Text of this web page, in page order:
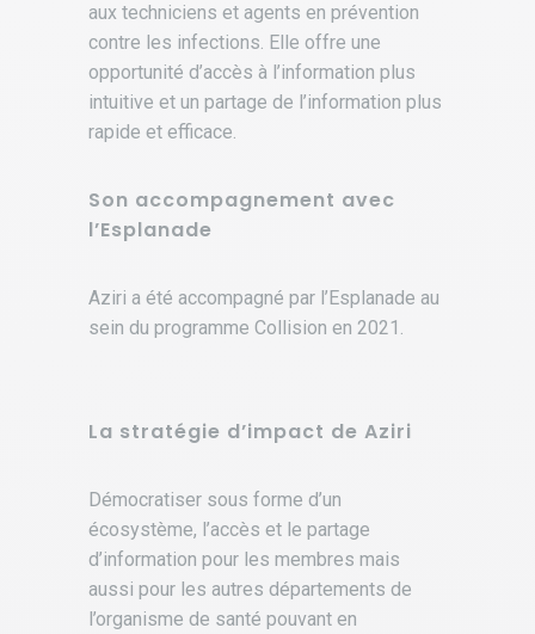
aux techniciens et agents en prévention
contre les infections. Elle offre une
opportunité d’accès à l’information plus
intuitive et un partage de l’information plus
rapide et efficace.
Son accompagnement avec
l’Esplanade
Aziri a été accompagné par l’Esplanade au
sein du programme Collision en 2021.
La stratégie d’impact de Aziri
Démocratiser sous forme d’un
écosystème, l’accès et le partage
d’information pour les membres mais
aussi pour les autres départements de
l’organisme de santé pouvant en